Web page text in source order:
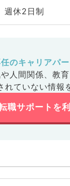
週休2日制
のキャリアパ
人間関係、 教
れていない情報
職サポートを